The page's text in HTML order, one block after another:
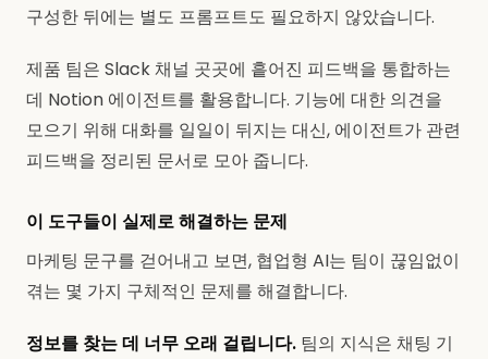
구성한 뒤에는 별도 프롬프트도 필요하지 않았습니다.
제품 팀은 Slack 채널 곳곳에 흩어진 피드백을 통합하는
데 Notion 에이전트를 활용합니다. 기능에 대한 의견을
모으기 위해 대화를 일일이 뒤지는 대신, 에이전트가 관련
피드백을 정리된 문서로 모아 줍니다.
이 도구들이 실제로 해결하는 문제
마케팅 문구를 걷어내고 보면, 협업형 AI는 팀이 끊임없이
겪는 몇 가지 구체적인 문제를 해결합니다.
정보를 찾는 데 너무 오래 걸립니다. 팀의 지식은 채팅 기